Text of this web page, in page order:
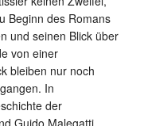
Beginn des Romans
und seinen Blick über
von einer
bleiben nur noch
In
der
Guido Malegatti